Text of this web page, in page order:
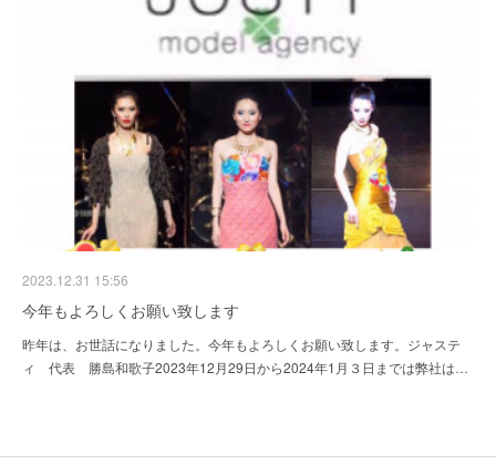
2023.12.31 15:56
今年もよろしくお願い致します
昨年は、お世話になりました。今年もよろしくお願い致します。ジャステ
ィ 代表 勝島和歌子2023年12月29日から2024年1月３日までは弊社は…